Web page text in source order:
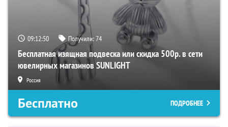
09:12:49 Получили:74
Бесплатная изящная подвеска или скидка 500р. в сети
ювелирных магазинов SUNLIGHT
Россия
Бесплатно ПОДРОБНЕЕ